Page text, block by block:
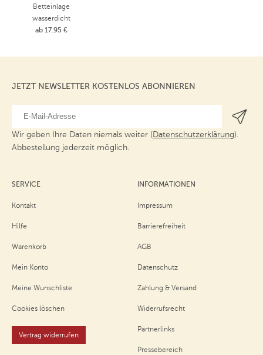
Betteinlage
wasserdicht
ab 17.95 €
JETZT NEWSLETTER KOSTENLOS ABONNIEREN
Wir geben Ihre Daten niemals weiter (Datenschutzerklärung).
Abbestellung jederzeit möglich.
SERVICE
Kontakt
Hilfe
Warenkorb
Mein Konto
Meine Wunschliste
Cookies löschen
Vertrag widerrufen
INFORMATIONEN
Impressum
Barrierefreiheit
AGB
Datenschutz
Zahlung & Versand
Widerrufsrecht
Partnerlinks
Pressebereich